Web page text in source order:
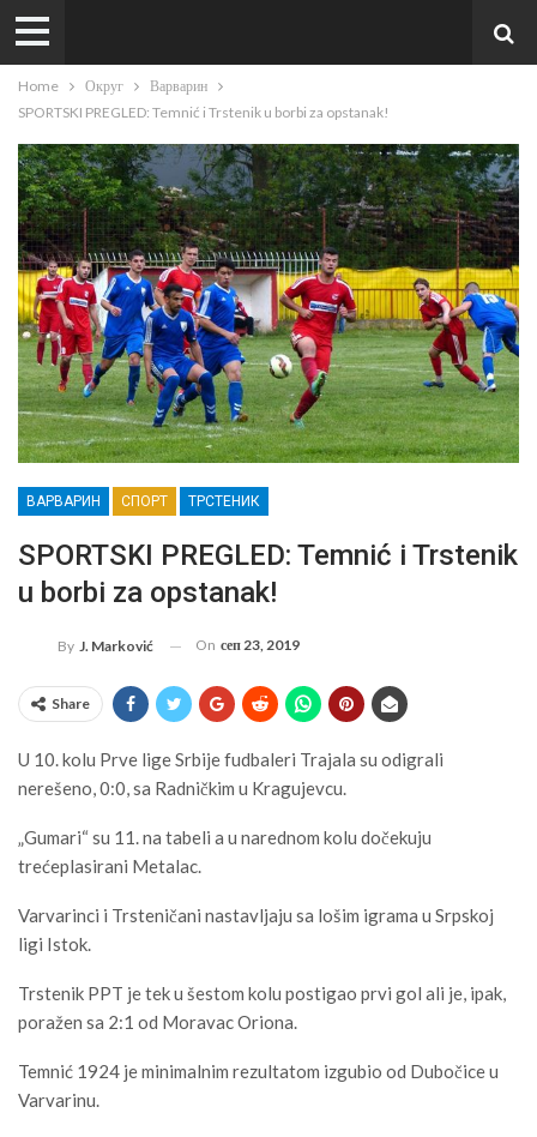
Home Округ
Варварин
SPORTSKI PREGLED: Temnić i Trstenik u borbi za opstanak!
ВАРВАРИН СПОРТ ТРСТЕНИК
SPORTSKI PREGLED: Temnić i Trstenik
u borbi za opstanak!
By J. Marković On сеп 23, 2019
Share
U 10. kolu Prve lige Srbije fudbaleri Trajala su odigrali
nerešeno, 0:0, sa Radničkim u Kragujevcu.
„Gumari“ su 11. na tabeli a u narednom kolu dočekuju
trećeplasirani Metalac.
Varvarinci i Trsteničani nastavljaju sa lošim igrama u Srpskoj
ligi Istok.
Trstenik PPT je tek u šestom kolu postigao prvi gol ali je, ipak,
poražen sa 2:1 od Moravac Oriona.
Temnić 1924 je minimalnim rezultatom izgubio od Dubočice u
Varvarinu.